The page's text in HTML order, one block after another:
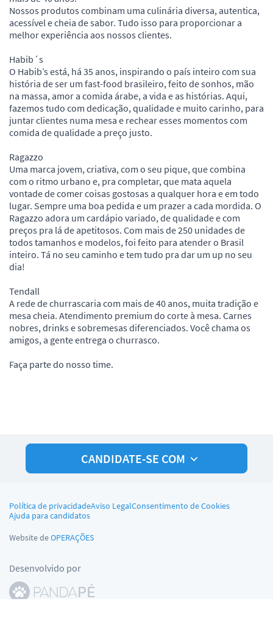
Nossos produtos combinam uma culinária diversa, autentica,
acessível e cheia de sabor. Tudo isso para proporcionar a
melhor experiência aos nossos clientes.
Habib´s
O Habib’s está, há 35 anos, inspirando o país inteiro com sua
história de ser um fast-food brasileiro, feito de sonhos, mão
na massa, amor a comida árabe, a vida e as histórias. Aqui,
fazemos tudo com dedicação, qualidade e muito carinho, para
juntar clientes numa mesa e rechear esses momentos com
comida de qualidade a preço justo.
Ragazzo
Uma marca jovem, criativa, com o seu pique, que combina
com o ritmo urbano e, pra completar, que mata aquela
vontade de comer coisas gostosas a qualquer hora e em todo
lugar. Sempre uma boa pedida e um prazer a cada mordida. O
Ragazzo adora um cardápio variado, de qualidade e com
preços pra lá de apetitosos. Com mais de 250 unidades de
todos tamanhos e modelos, foi feito para atender o Brasil
inteiro. Tá no seu caminho e tem tudo pra dar um up no seu
dia!
Tendall
A rede de churrascaria com mais de 40 anos, muita tradição e
mesa cheia. Atendimento premium do corte à mesa. Carnes
nobres, drinks e sobremesas diferenciados. Você chama os
amigos, a gente entrega o churrasco.
Faça parte do nosso time.
CANDIDATE-SE COM
Política de privacidadeAviso LegalConsentimento de Cookies
Ajuda para candidatos
Website deOPERAÇÕES
Desenvolvido por